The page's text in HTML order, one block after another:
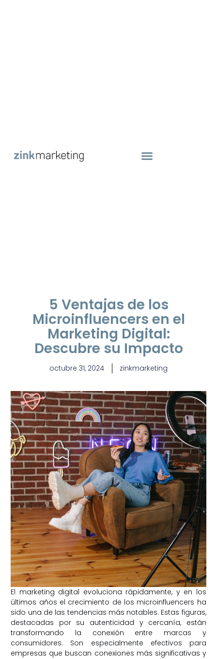
5 Ventajas de los
Microinfluencers en el
Marketing Digital:
Descubre su Impacto
octubre 31, 2024 zinkmarketing
El marketing digital evoluciona rápidamente, y en los
últimos años el crecimiento de los microinfluencers ha
sido una de las tendencias más notables. Estas figuras,
destacadas por su autenticidad y cercanía, están
transformando la conexión entre marcas y
consumidores. Son especialmente efectivos para
empresas que buscan conexiones más significativas y